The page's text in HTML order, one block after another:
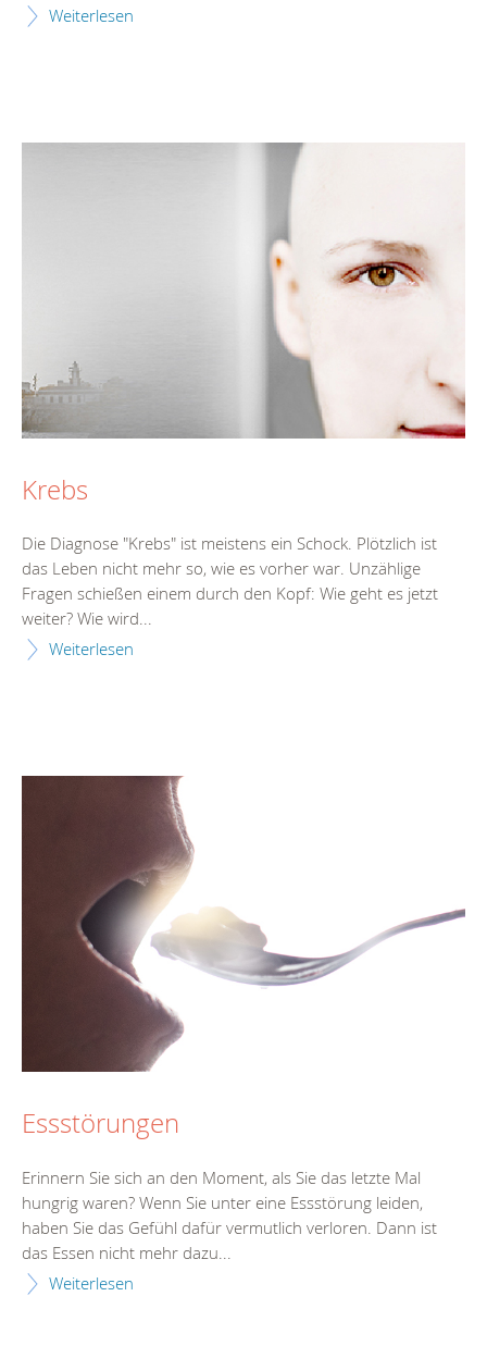
Weiterlesen
Krebs
Die Diagnose "Krebs" ist meistens ein Schock. Plötzlich ist
das Leben nicht mehr so, wie es vorher war. Unzählige
Fragen schießen einem durch den Kopf: Wie geht es jetzt
weiter? Wie wird...
Weiterlesen
Essstörungen
Erinnern Sie sich an den Moment, als Sie das letzte Mal
hungrig waren? Wenn Sie unter eine Essstörung leiden,
haben Sie das Gefühl dafür vermutlich verloren. Dann ist
das Essen nicht mehr dazu...
Weiterlesen